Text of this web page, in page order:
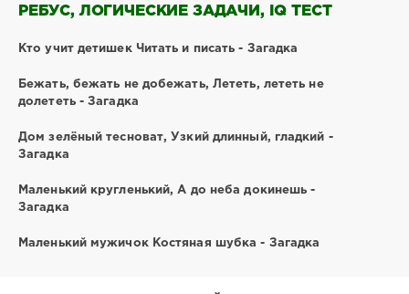
РЕБУС, ЛОГИЧЕСКИЕ ЗАДАЧИ, IQ ТЕСТ
Кто учит детишек Читать и писать - Загадка
Бежать, бежать не добежать, Лететь, лететь не
долететь - Загадка
Дом зелёный тесноват, Узкий длинный, гладкий -
Загадка
Маленький кругленький, А до неба докинешь -
Загадка
Маленький мужичок Костяная шубка - Загадка